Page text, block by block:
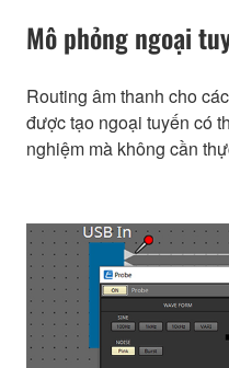
Mô phỏng ngoại
Routing âm thanh cho
được tạo ngoại tuyến có
nghiệm mà không cần